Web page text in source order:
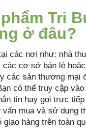
Tri
ở đâu?
các nơi như: nhà
các cơ sở bán lẻ
các sàn thương mại
có thể truy cập vào
tin hay gọi trực
mua và sử dụng
hàng trên toàn